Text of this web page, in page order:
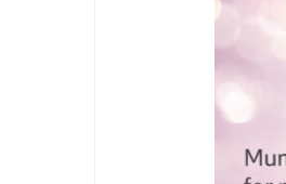
Saltelute si centre de activitati